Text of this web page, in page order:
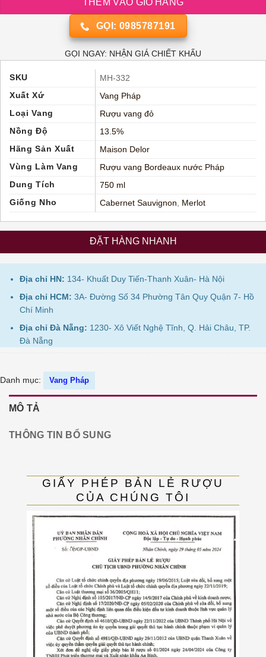
THÊM VÀO GIỎ HÀNG
GỌI: 0985787191
GỌI NGAY: NHẬN GIÁ CHIẾT KHẤU
SKU
MH-332
Xuất Xứ
Vang Pháp
Loại Vang
Rượu vang đỏ
Nồng Độ
13.5%
Hãng Sản Xuất
Maison Delor
Vùng Làm Vang
Rượu vang Bordeaux nước Pháp
Dung Tích
750 ml
Giống Nho
Cabernet Sauvignon Merlot
ĐẶT HÀNG NHANH
Địa chỉ HN: 134- Khuất Duy Tiến-Thanh Xuân- Hà Nội
Địa chỉ HCM: 3A- Đường Số 34 Phường Tân Quy Quận 7- Hồ
Chí Minh
Địa chỉ Đà Nẵng: 1230- Xô Viết Nghệ Tĩnh, Q. Hải Châu, TP.
Đà Nẵng
Danh mục: Vang Pháp
MÔ TẢ
THÔNG TIN BỔ SUNG
GIẤY PHÉP BẢN LẺ RƯỢU
CỦA CHÚNG TÔI